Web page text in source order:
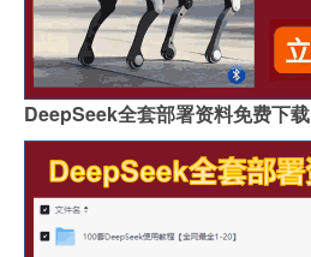
DeepSeek全套部署资料免费下载